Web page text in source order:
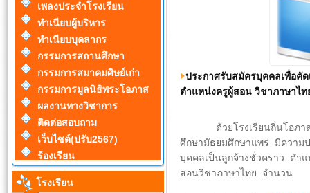
เพลงประจำโรงเรียน
ทำเนียบผู้บริหาร
ทำเนียบบุคลากร
กรรมการสถานศึกษา
กรรมการสมาคมศิษย์เก่า
กรรมการมูลนิธิพระโอภาส
ผลงานทางวิชาการ
ติดต่อสอบถาม
เว็บไซต์(ปรับ2567)
ร้องเรียน
โรงเรียน
ประกาศรับสมัครบุคคลเพื่อคัด
ตำแหน่งครูผู้สอน วิชาภาษาไท
ด้วยโรงเรียนถิ่นโอภาสวิ
ศึกษามัธยมศึกษาแพร่ มีความ
บุคคลเป็นลูกจ้างชั่วคราว ตำ
สอนวิชาภาษาไทย จำนวน